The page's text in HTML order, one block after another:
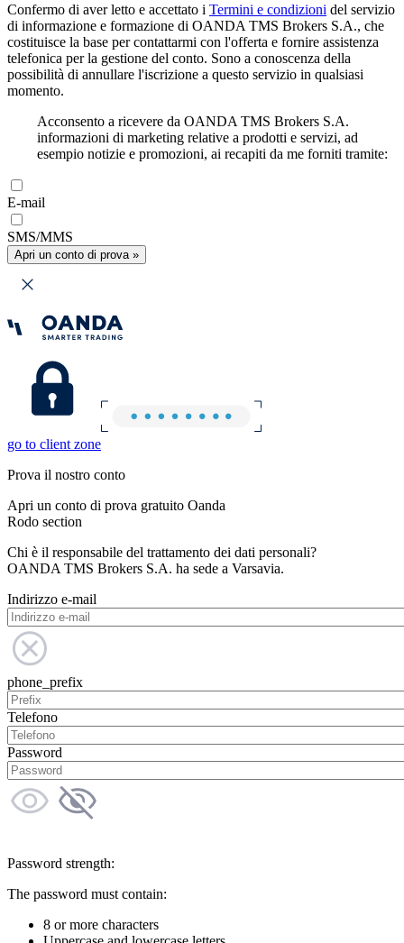
Confermo di aver letto e accettato i Termini e condizioni del servizio
di informazione e formazione di OANDA TMS Brokers S.A., che
costituisce la base per contattarmi con l'offerta e fornire assistenza
telefonica per la gestione del conto. Sono a conoscenza della
possibilità di annullare l'iscrizione a questo servizio in qualsiasi
momento.
Acconsento a ricevere da OANDA TMS Brokers S.A.
informazioni di marketing relative a prodotti e servizi, ad
esempio notizie e promozioni, ai recapiti da me forniti tramite:
E-mail
SMS/MMS
Apri un conto di prova »
go to client zone
Prova il nostro conto
Apri un conto di prova gratuito Oanda
Rodo section
Chi è il responsabile del trattamento dei dati personali?
OANDA TMS Brokers S.A. ha sede a Varsavia.
Indirizzo e-mail
phone_prefix
Telefono
Password
Password strength:
The password must contain:
8 or more characters